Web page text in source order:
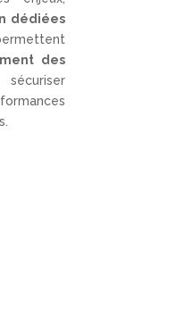
dédiées
des